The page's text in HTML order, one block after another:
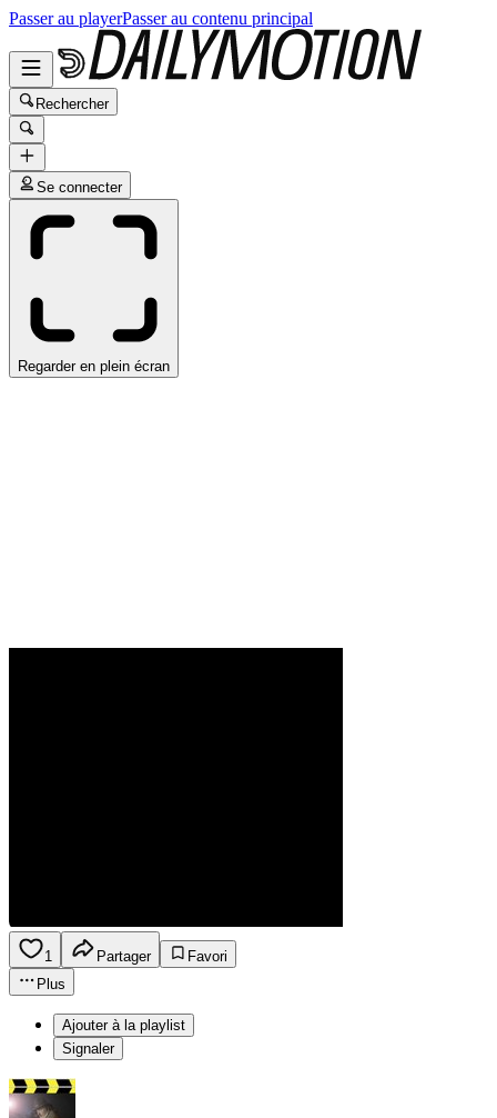
Passer au playerPasser au contenu principal
Rechercher
Se connecter
Regarder en plein écran
1 Partager
Favori
Plus
Ajouter à la playlist
Signaler